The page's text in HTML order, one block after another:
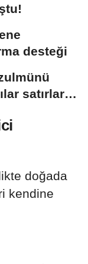
desteği
satırlara
doğada
kendine